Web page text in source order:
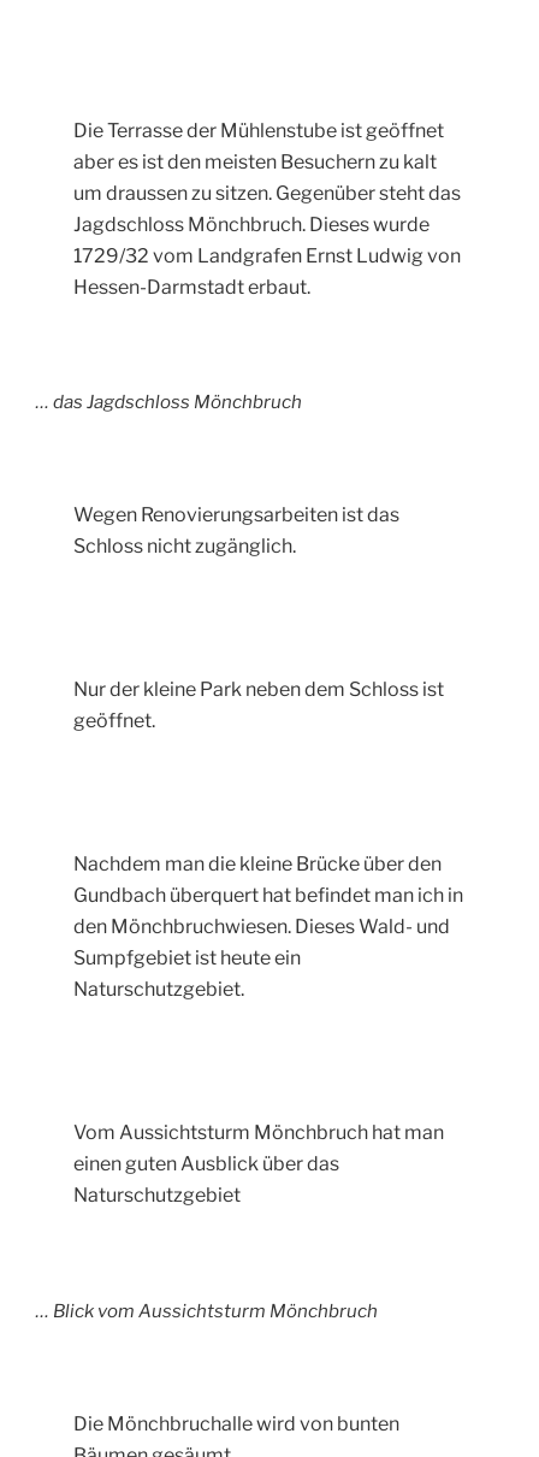
Die Terrasse der Mühlenstube ist geöffnet
aber es ist den meisten Besuchern zu kalt
um draussen zu sitzen. Gegenüber steht das
Jagdschloss Mönchbruch. Dieses wurde
1729/32 vom Landgrafen Ernst Ludwig von
Hessen-Darmstadt erbaut.
… das Jagdschloss Mönchbruch
Wegen Renovierungsarbeiten ist das
Schloss nicht zugänglich.
Nur der kleine Park neben dem Schloss ist
geöffnet.
Nachdem man die kleine Brücke über den
Gundbach überquert hat befindet man ich in
den Mönchbruchwiesen. Dieses Wald- und
Sumpfgebiet ist heute ein
Naturschutzgebiet.
Vom Aussichtsturm Mönchbruch hat man
einen guten Ausblick über das
Naturschutzgebiet
… Blick vom Aussichtsturm Mönchbruch
Die Mönchbruchalle wird von bunten